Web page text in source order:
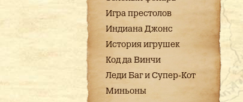
Игра престолов
Индиана Джонс
История игрушек
Код да Винчи
Леди Баг и Супер-Кот
Миньоны